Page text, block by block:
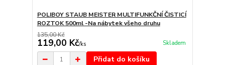
POLIBOY STAUB MEISTER MULTIFUNKČNÍ ČISTICÍ
ROZTOK 500ml -Na nábytek všeho druhu
135,00 Kč
119,00 Kč/ks Skladem
Přidat do košíku